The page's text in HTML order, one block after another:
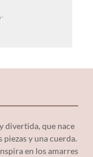
divertida, que nace
y una cuerda.
en los amarres